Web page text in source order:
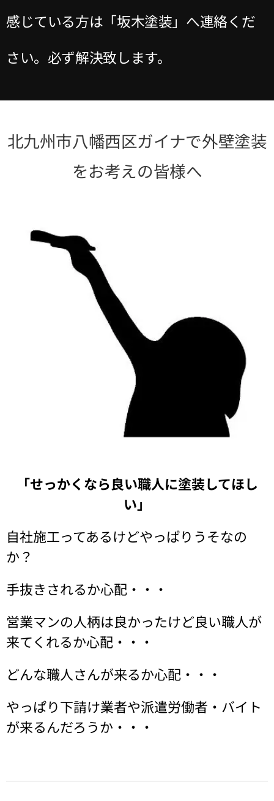
感じている方は「坂木塗装」へ連絡くだ
さい。必ず解決致します。
北九州市八幡西区ガイナで外壁塗装
をお考えの皆様へ
「せっかくなら良い職人に塗装してほし
い」
自社施工ってあるけどやっぱりうそなの
か？
手抜きされるか心配・・・
営業マンの人柄は良かったけど良い職人が
来てくれるか心配・・・
どんな職人さんが来るか心配・・・
やっぱり下請け業者や派遣労働者・バイト
が来るんだろうか・・・